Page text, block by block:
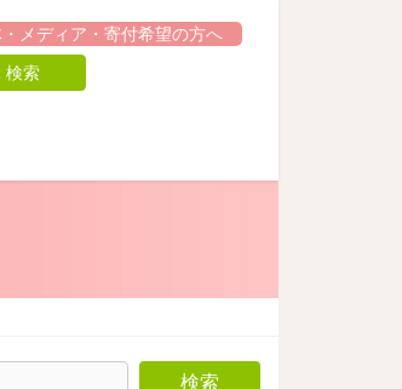
・メディア・寄付希望の方へ